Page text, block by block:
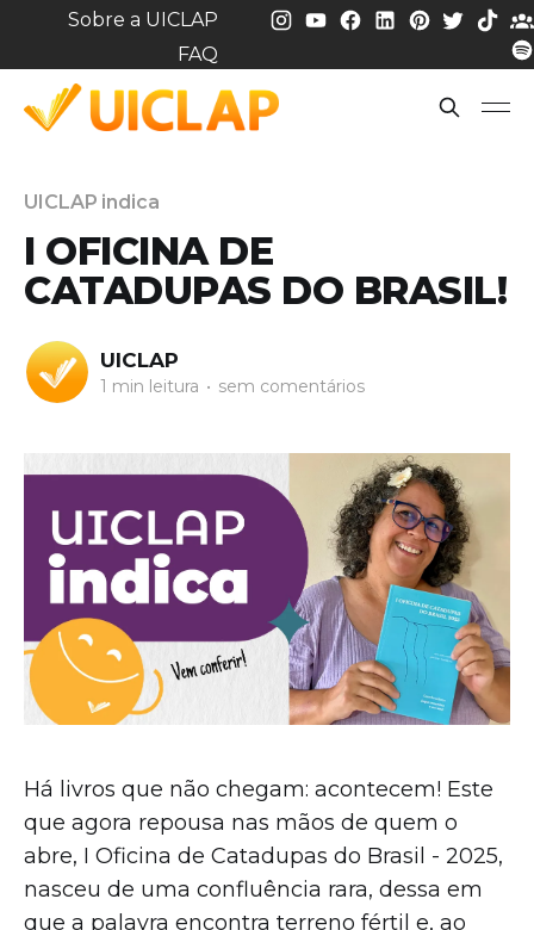
Sobre a UICLAP
FAQ
UICLAP indica
I OFICINA DE
CATADUPAS DO BRASIL!
UICLAP
1 min leitura • sem comentários
Há livros que não chegam: acontecem! Este
que agora repousa nas mãos de quem o
abre, I Oficina de Catadupas do Brasil - 2025,
nasceu de uma confluência rara, dessa em
que a palavra encontra terreno fértil e, ao